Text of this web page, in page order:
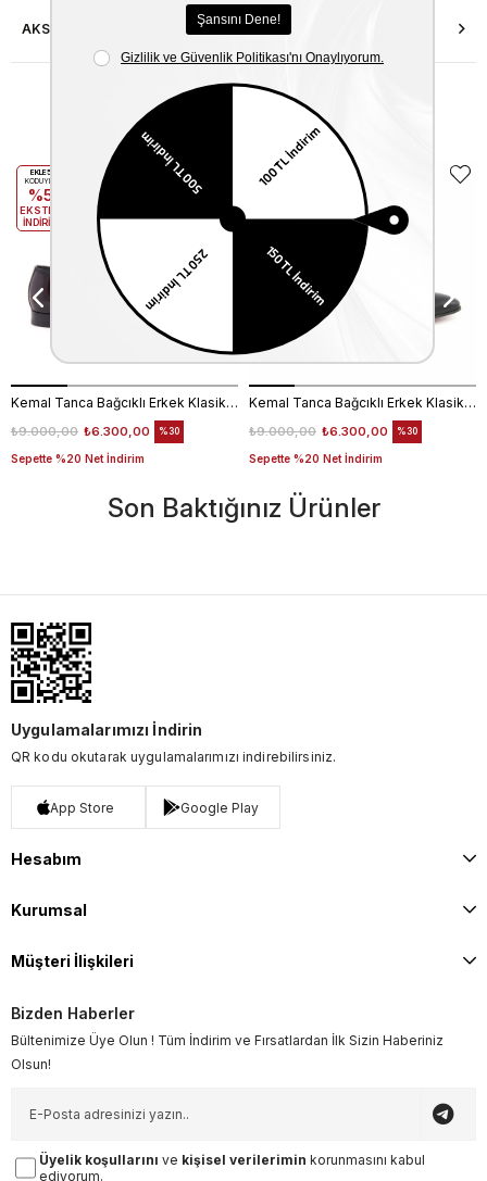
AKSESUAR ONARIMI
Benzer Ürünler
Kemal Tanca Bağcıklı Erkek Klasik Ayakkabı 700
₺6.300,00
₺9.000,00
Sepette %20 Net İndirim
%30
EKLE5
KODUYLA
%5
EKSTRA
İNDİRİM
Kemal Tanca Bağcıklı Erkek Klasik Ayakkabı 700
₺6.300,00
₺9.000,00
Sepette %20 Net İndirim
%30
EKLE5
KODUYLA
İNDİRİM
Son Baktığınız Ürünler
Uygulamalarımızı İndirin
QR kodu okutarak uygulamalarımızı indirebilirsiniz.
App Store Google Play
Hesabım
Kurumsal
Müşteri İlişkileri
Bizden Haberler
Bültenimize Üye Olun ! Tüm İndirim ve Fırsatlardan İlk Sizin Haberiniz
Olsun!
Üyelik koşullarını ve kişisel verilerimin korunmasını kabul
ediyorum.